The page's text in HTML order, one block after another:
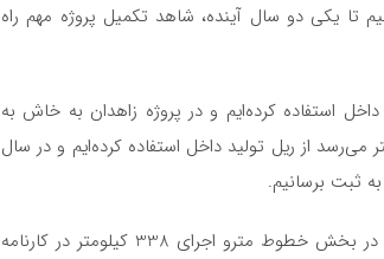
تا یکی دو سال آینده، شاهد تکمیل پروژه مهم راه
استفاده کرده‌ایم و در پروژه زاهدان به خاش به
که با احتساب خطوط فرعی ایستگاه، به 180 کیلومتر می‌رسد از ریل تولید داخل استفاده کرده‌ایم و در سال
وی افزود: در بخش راه‌های اصلی و بزرگراه‌ها اجرای 3300 کیلومتر و در بخش خطوط مترو اجرای 338 کیلومتر در کارنامه